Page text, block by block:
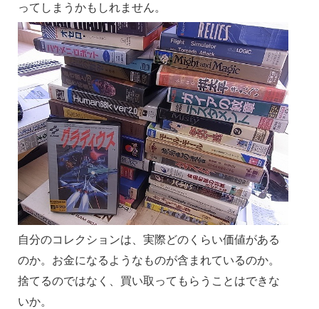
ってしまうかもしれません。
自分のコレクションは、実際どのくらい価値がある
のか。お金になるようなものが含まれているのか。
捨てるのではなく、買い取ってもらうことはできな
いか。